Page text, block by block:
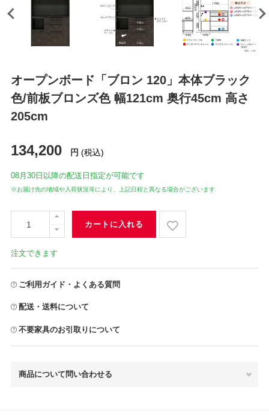
オープンボード「ブロン 120」本体ブラック
色/前板ブロンズ色 幅121cm 奥行45cm 高さ
205cm
134,200 円 (税込)
08月30日 以降の配送日指定が可能です
※お届け先の地域や入荷状況等により、上記日程と異なる場合がございます
カートに入れる
注文できます
ご利用ガイド・よくある質問
配送・送料について
不要家具のお引取りについて
商品について問い合わせる